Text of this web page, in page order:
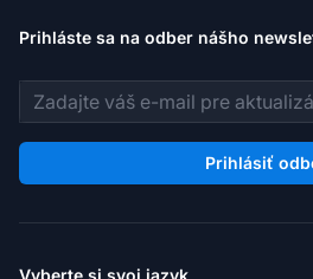
Prihláste sa na odber nášho
E-mailová adresa
Prihlásiť
Vyberte si svoj jazyk